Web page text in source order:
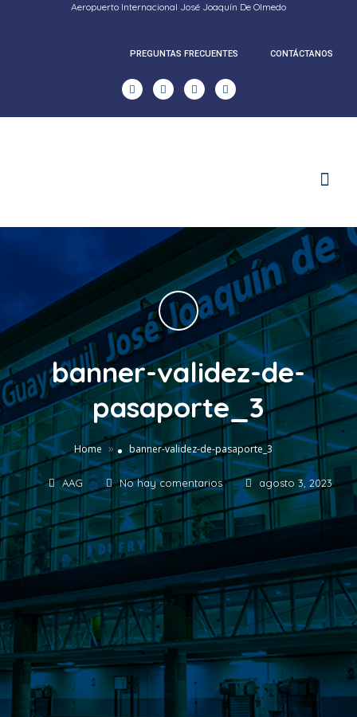
Aeropuerto Internacional José Joaquín De Olmedo
PREGUNTAS FRECUENTES CONTÁCTANOS
banner-validez-de-
pasaporte_3
Home » banner-validez-de-pasaporte_3
AAG No hay comentarios agosto 3, 2023